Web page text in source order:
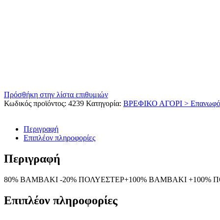
Πρόσθήκη στην λίστα επιθυμιών
Κωδικός προϊόντος: 4239 Κατηγορία: ΒΡΕΦΙΚΟ ΑΓΟΡΙ >
Περιγραφή
Επιπλέον πληροφορίες
Περιγραφή
80% BAMBAKI -20% ΠΟΛΥΕΣΤΕΡ+100% ΒΑΜΒΑΚΙ +100%
Επιπλέον πληροφορίες